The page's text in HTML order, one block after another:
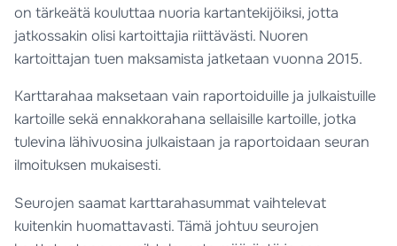
on tärkeätä kouluttaa nuoria kartantekijöiksi, jotta
jatkossakin olisi kartoittajia riittävästi. Nuoren
kartoittajan tuen maksamista jatketaan vuonna 2015.
Karttarahaa maksetaan vain raportoiduille ja julkaistuille
kartoille sekä ennakkorahana sellaisille kartoille, jotka
tulevina lähivuosina julkaistaan ja raportoidaan seuran
ilmoituksen mukaisesti.
Seurojen saamat karttarahasummat vaihtelevat
kuitenkin huomattavasti. Tämä johtuu seurojen